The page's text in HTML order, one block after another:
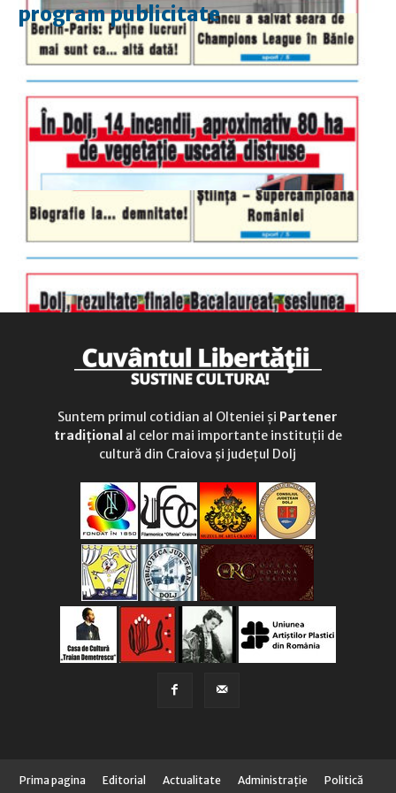
program publicitate
luni-vineri
9.00 - 17.00
duminică
9.00 - 12.00
Suntem primul cotidian al Olteniei și Partener
tradițional al celor mai importante instituții de
cultură din Craiova și județul Dolj
Prima pagina Editorial Actualitate Administraţie
Politică